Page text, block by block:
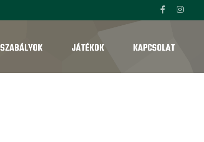
SZABÁLYOK JÁTÉKOK KAPCSOLAT